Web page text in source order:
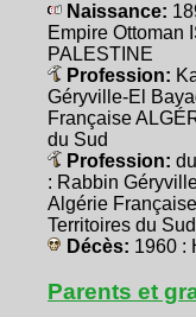
Naissance:
Empire Ottoman
PALESTINE
Profession:
Géryville-El
Française
du Sud
Profession:
: Rabbin
Algérie
Territoires du Sud
Décès: 1960 :
Parents et